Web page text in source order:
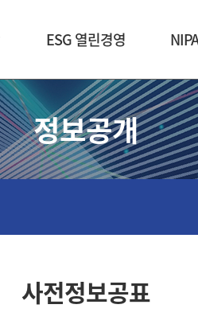
ESG 열린경영
정보공개
사전정보공표